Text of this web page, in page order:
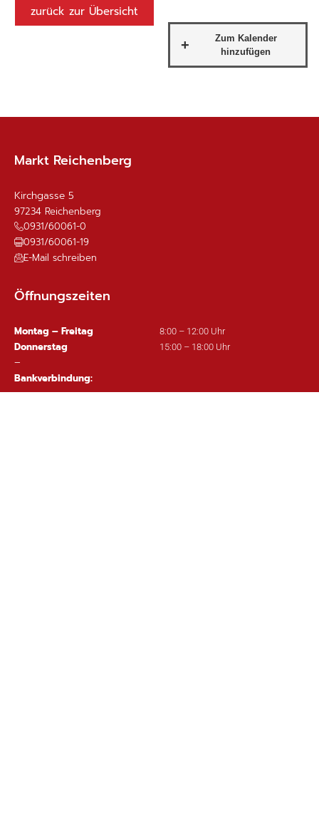
zurück zur Übersicht
Markt Reichenberg
Kirchgasse 5
97234 Reichenberg
0931/60061-0
0931/60061-19
E-Mail schreiben
Öffnungszeiten
Montag – Freitag 8:00 – 12:00 Uhr
Donnerstag 15:00 – 18:00 Uhr
–
Bankverbindung: